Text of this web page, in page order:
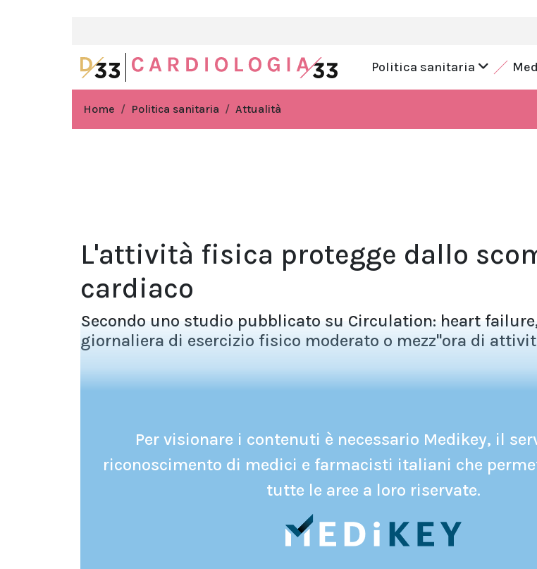
Politica sanitaria
Home Politica sanitaria Attualità
L'attività fisica protegge dallo
cardiaco
Secondo uno studio pubblicato su Circulation: heart
giornaliera di esercizio fisico moderato o mezz''ora di
Per visionare i contenuti è necessario Medikey, il
riconoscimento di medici e farmacisti italiani che
tutte le aree a loro riservate.